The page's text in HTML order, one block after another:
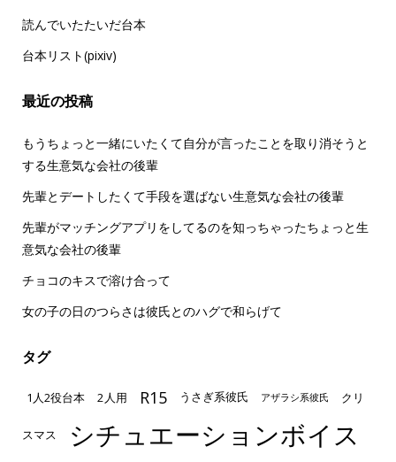
読んでいたたいだ台本
台本リスト(pixiv)
最近の投稿
もうちょっと一緒にいたくて自分が言ったことを取り消そうと
する生意気な会社の後輩
先輩とデートしたくて手段を選ばない生意気な会社の後輩
先輩がマッチングアプリをしてるのを知っちゃったちょっと生
意気な会社の後輩
チョコのキスで溶け合って
女の子の日のつらさは彼氏とのハグで和らげて
タグ
1人2役台本 2人用 R15 うさぎ系彼氏 アザラシ系彼氏 クリ
スマス シチュエーションボイス